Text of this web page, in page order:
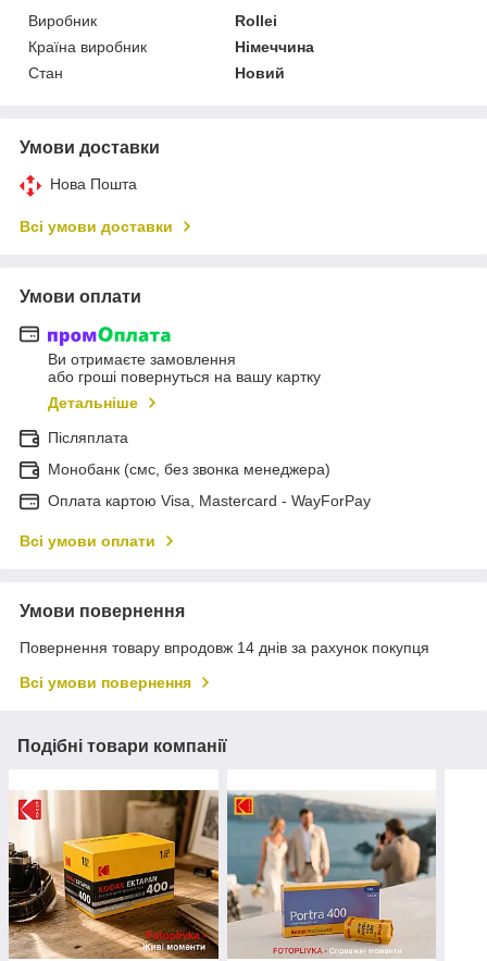
Виробник
Rollei
Країна виробник
Німеччина
Стан
Новий
Умови доставки
Нова Пошта
Всі умови доставки
Умови оплати
Ви отримаєте замовлення
або гроші повернуться на вашу картку
Детальніше
Післяплата
Монобанк (смс, без звонка менеджера)
Оплата картою Visa, Mastercard - WayForPay
Всі умови оплати
Умови повернення
Повернення товару впродовж 14 днів за рахунок покупця
Всі умови повернення
Подібні товари компанії